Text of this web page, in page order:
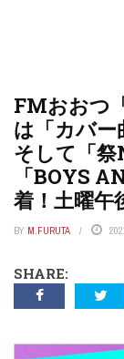
FMおおつ
は「カバー
そして「
「BOYS
着！土曜午
BY M.FURUTA
SHARE: